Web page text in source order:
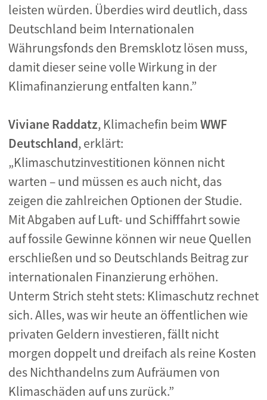
leisten würden. Überdies wird deutlich, dass
Deutschland beim Internationalen
Währungsfonds den Bremsklotz lösen muss,
damit dieser seine volle Wirkung in der
Klimafinanzierung entfalten kann.”
Viviane Raddatz, Klimachefin beimWWF
Deutschland, erklärt:
„Klimaschutzinvestitionen können nicht
warten – und müssen es auch nicht, das
zeigen die zahlreichen Optionen der Studie.
Mit Abgaben auf Luft- und Schifffahrt sowie
auf fossile Gewinne können wir neue Quellen
erschließen und so Deutschlands Beitrag zur
internationalen Finanzierung erhöhen.
Unterm Strich steht stets: Klimaschutz rechnet
sich. Alles, was wir heute an öffentlichen wie
privaten Geldern investieren, fällt nicht
morgen doppelt und dreifach als reine Kosten
des Nichthandelns zum Aufräumen von
Klimaschäden auf uns zurück.”